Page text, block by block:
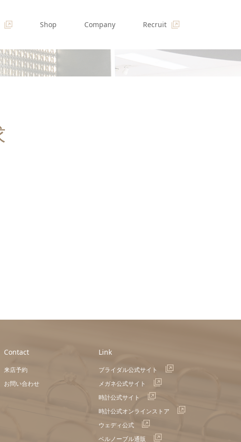
Shop Company Recruit
Contact
来店予約
お問い合わせ
Link
ブライダル公式サイト
メガネ公式サイト
時計公式サイト
時計公式オンラインストア
ウェディ公式
ベルノーブル通販